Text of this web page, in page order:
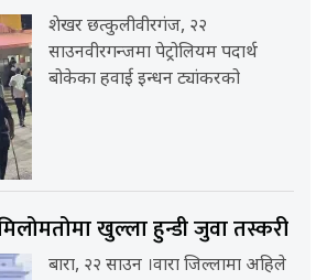
शेखर छत्कुलीवीरगंज, २२
साउनवीरगन्जमा पेट्रोलियम पदार्थ
बोकेका हवाई इन्धन ट्यांकरको
मिलोमतोमा खुल्ला हुन्डी जुवा तस्करी
बारा, २२ साउन ।वारा जिल्लामा अहिले